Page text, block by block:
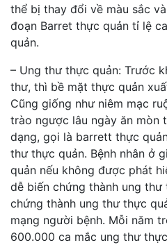
thể bị thay đổi về màu sắc
đoạn Barret thực quản tỉ lệ
quản.
– Ung thư thực quản: Trước
thư, thì bề mặt thực quản
Cũng giống như niêm mạc
trào ngược lâu ngày ăn mòn
dạng, gọi là barrett thực
thư thực quản. Bệnh nhân ở
quản nếu không được phát
dễ biến chứng thành ung thư
chứng thành ung thư thực
mạng người bệnh. Mỗi năm
600.000 ca mắc ung thư